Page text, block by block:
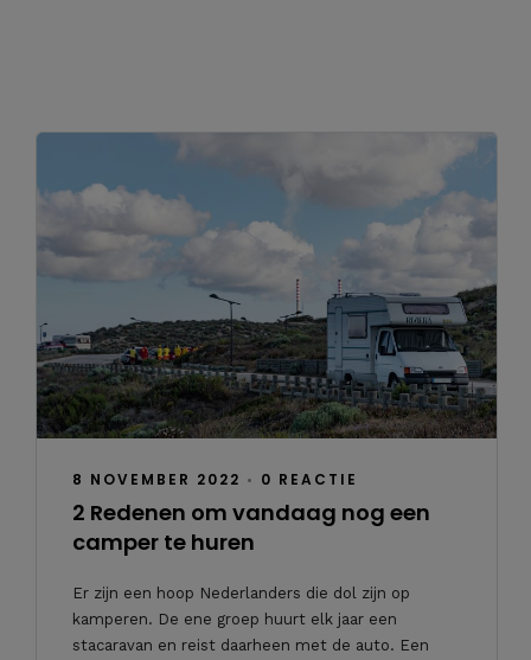
8 NOVEMBER 2022 • 0 REACTIE
2 Redenen om vandaag nog een
camper te huren
Er zijn een hoop Nederlanders die dol zijn op
kamperen. De ene groep huurt elk jaar een
stacaravan en reist daarheen met de auto. Een